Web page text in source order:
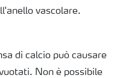
vascolare.
di calcio può causare
Non è possibile